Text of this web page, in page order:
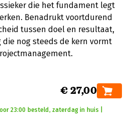
die het fundament legt
Benadrukt voortdurend
tussen doel en resultaat,
nog steeds de kern vormt
€ 27,00
23:00 besteld, zaterdag in huis |